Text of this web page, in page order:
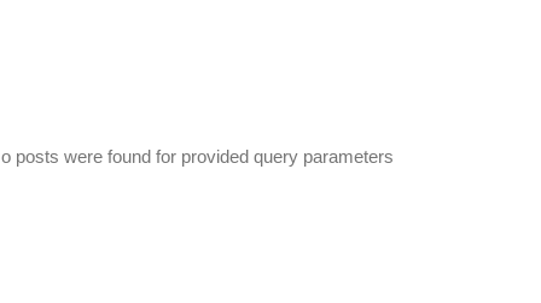
posts were found for provided query parameters.